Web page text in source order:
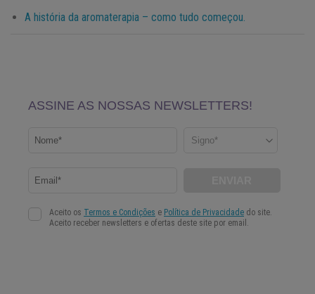
A história da aromaterapia – como tudo começou.